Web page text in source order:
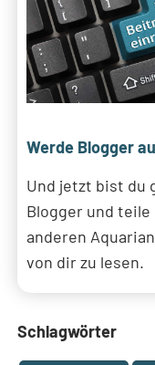
Werde Blogger
Und jetzt bist du
Blogger und
anderen
von dir zu lesen.
Schlagwörter